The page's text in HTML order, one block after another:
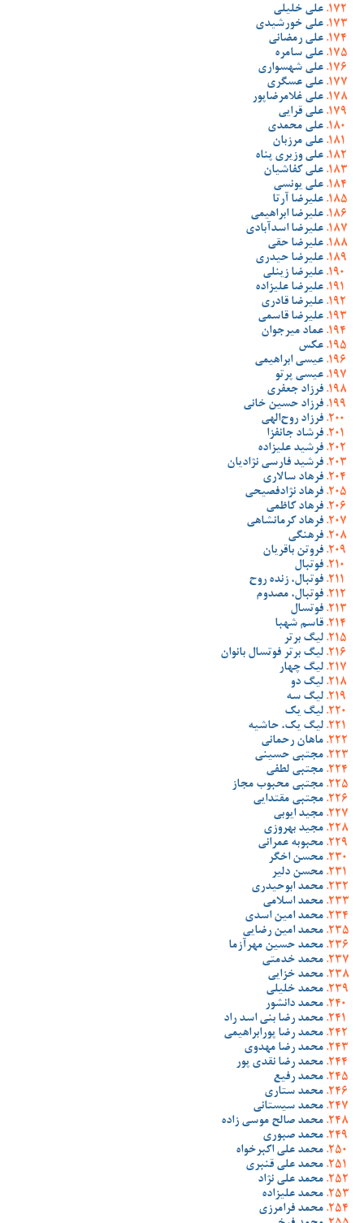
علی خلیلی
علی خورشیدی
علی رمضانی
علی سامره
علی شهسواری
علی عسگری
علی غلامرضاپور
علی قرایی
علی محمدی
علی مرزبان
علی وزیری پناه
علی کفاشیان
علی یونسی
علیرضا آرتا
علیرضا ابراهیمی
علیرضا اسدآبادی
علیرضا حقی
علیرضا حیدری
علیرضا زینلی
علیرضا علیزاده
علیرضا قادری
علیرضا قاسمی
عماد میرجوان
عکس
عیسی ابراهیمی
عیسی پرتو
فرزاد جعفری
فرزاد حسین خانی
فرزاد روح‌الهی
فرشاد جانفزا
فرشید علیزاده
فرشید فارسی نژادیان
فرهاد سالاری
فرهاد نژادفصیحی
فرهاد کاظمی
فرهاد کرمانشاهی
فرهنگی
فروتن باقریان
فوتبال
فوتبال، زنده روح
فوتبال، مصدوم
فوتسال
قاسم شهبا
لیگ برتر
لیگ برتر فوتسال بانوان
لیگ چهار
لیگ دو
لیگ سه
لیگ یک
لیگ یک، حاشیه
ماهان رحمانی
مجتبی حسینی
مجتبی لطفی
مجتبی محبوب مجاز
مجتبی مقتدایی
مجید ایوبی
مجید بهروزی
محبوبه عمرانی
محسن اخگر
محسن دلیر
محمد ابوحیدری
محمد اسلامی
محمد امین اسدی
محمد امین رضایی
محمد حسین مهرآزما
محمد خدمتی
محمد خزایی
محمد خلیلی
محمد دانشور
محمد رضا بنی اسد راد
محمد رضا پورابراهیمی
محمد رضا مهدوی
محمد رضا نقدی پور
محمد رفیع
محمد ستاری
محمد سیستانی
محمد صالح موسی زاده
محمد صبوری
محمد علی اکبرخواه
محمد علی قنبری
محمد علی نژاد
محمد علیزاده
محمد فرامرزی